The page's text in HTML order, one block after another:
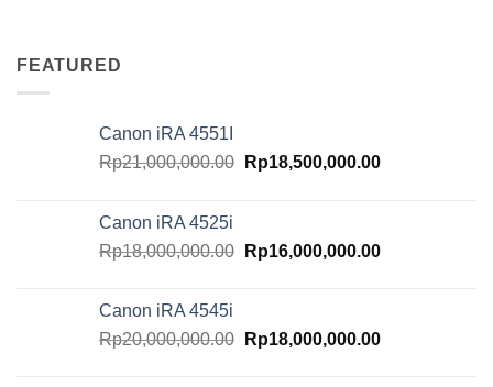
FEATURED
Canon iRA 4551I
Rp21,000,000.00 Original
Rp18,500,000.00Current
Canon iRA 4525i
Rp18,000,000.00 Original
Rp16,000,000.00Current
Canon iRA 4545i
Rp20,000,000.00 Original
Rp18,000,000.00Current